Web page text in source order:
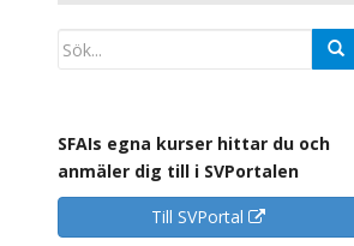
SFAIs egna kurser hittar du och
anmäler dig till i SVPortalen
Till SVPortal